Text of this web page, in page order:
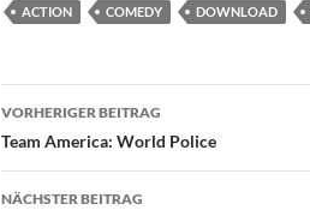
ACTION COMEDY DOWNLOAD
Beitragsnavigation
VORHERIGER BEITRAG
Team America: World Police
NÄCHSTER BEITRAG